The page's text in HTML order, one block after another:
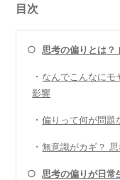
目次
○思考の偏りとは？
・ なんでこんなにモ
影響
・偏りって何が問題
・無意識がカギ？
○思考の偏りが日常